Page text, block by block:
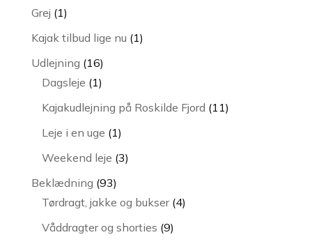
Grej 11
vare
Kajak tilbud lige nu 11
Udlejning 1616
varer
Dagsleje 11
vare
Kajakudlejning på Roskilde Fjord 1111
Leje i en uge 11
vare
Weekend leje 33
Beklædning 9393
varer
Tørdragt, jakke og bukser 44
Våddragter og shorties 99